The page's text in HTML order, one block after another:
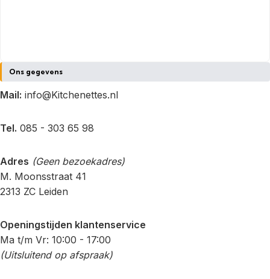
Ons gegevens
Mail: info@Kitchenettes.nl
Tel. 085 - 303 65 98
Adres (Geen bezoekadres)
M. Moonsstraat 41
2313 ZC Leiden
Openingstijden klantenservice
Ma t/m Vr: 10:00 - 17:00
(Uitsluitend op afspraak)